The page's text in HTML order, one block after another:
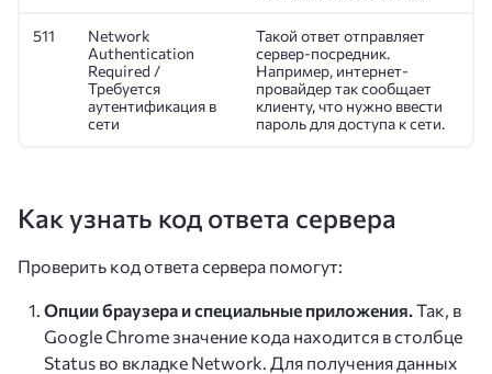
511
Network
Authentication
Required /
Требуется
аутентификация в
сети
Такой ответ отправляет
сервер-посредник.
Например, интернет-
провайдер так сообщает
клиенту, что нужно ввести
пароль для доступа к сети.
Как узнать код ответа сервера
Проверить код ответа сервера помогут:
Опции браузера и специальные приложения.Так, в
Google Chrome значение кода находится в столбце
Status во вкладке Network. Для получения данных